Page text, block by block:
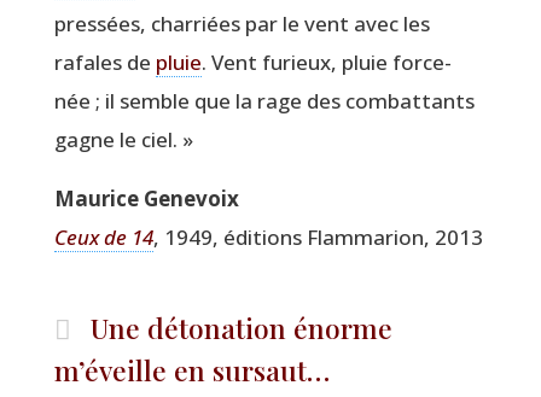
pres­sées, char­riées par le vent avec les
rafales de pluie. Vent furieux, pluie for­ce­
née ; il semble que la rage des com­bat­tants
gagne le ciel. »
Mau­rice Genevoix
Ceux de 14, 1949, édi­tions Flam­ma­rion, 2013
Une détonation énorme
m’éveille en sursaut…